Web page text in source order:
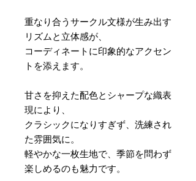
重なり合うサークル文様が生み出す
リズムと立体感が、
コーディネートに印象的なアクセン
トを添えます。
甘さを抑えた配色とシャープな織表
現により、
クラシックになりすぎず、洗練され
た雰囲気に。
軽やかな一枚生地で、季節を問わず
楽しめるのも魅力です。